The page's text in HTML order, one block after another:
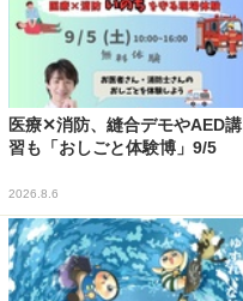
医療✕消防、縫合デモやAED講
習も「おしごと体験博」9/5
2026.8.6